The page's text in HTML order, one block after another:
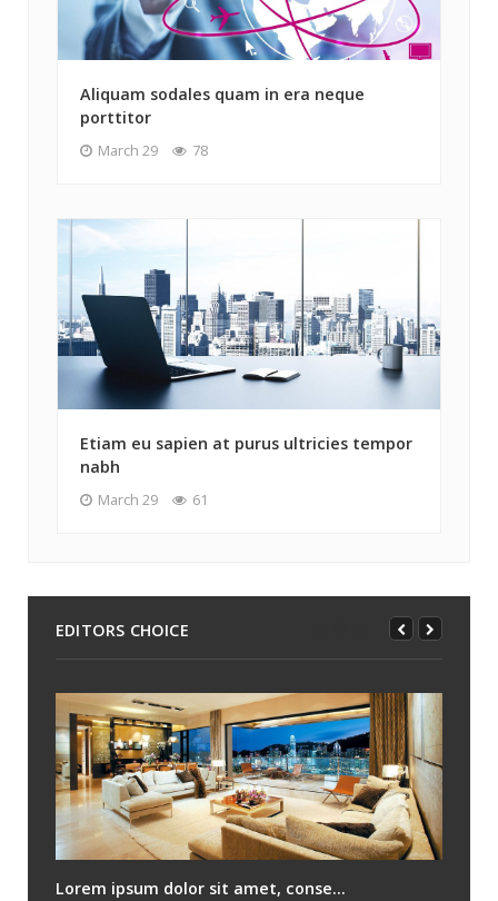
Aliquam sodales quam in era neque
porttitor
March 29 78
Etiam eu sapien at purus ultricies tempor
nabh
March 29 61
EDITORS CHOICE
Lorem ipsum dolor sit amet, conse...